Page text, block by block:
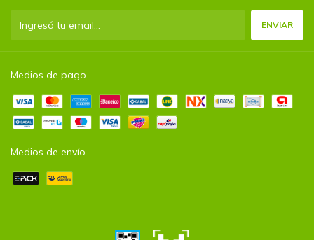
Medios de pago
Medios de envío